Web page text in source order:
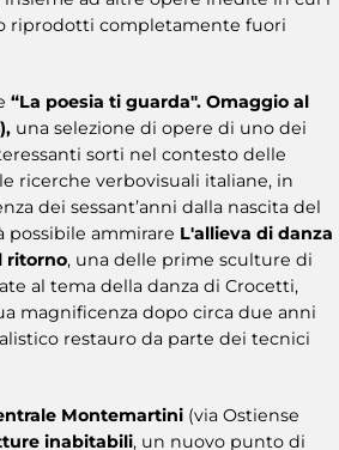
riprodotti completamente fuori
“La poesia ti guarda". Omaggio al
una selezione di opere di uno dei
sorti nel contesto delle
ricerche verbovisuali italiane, in
dei sessant’anni dalla nascita del
possibile ammirare L'allieva di danza
ritorno, una delle prime sculture di
al tema della danza di Crocetti,
magnificenza dopo circa due anni
restauro da parte dei tecnici
Montemartini (via Ostiense
inabitabili, un nuovo punto di